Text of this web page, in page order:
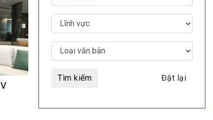
MULTIMEDIA
Video
E-magazines
Tìm kiếm Đặt lại